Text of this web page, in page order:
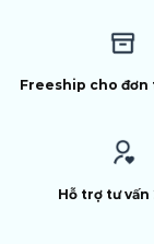
Freeship cho đơn
Hỗ trợ tư